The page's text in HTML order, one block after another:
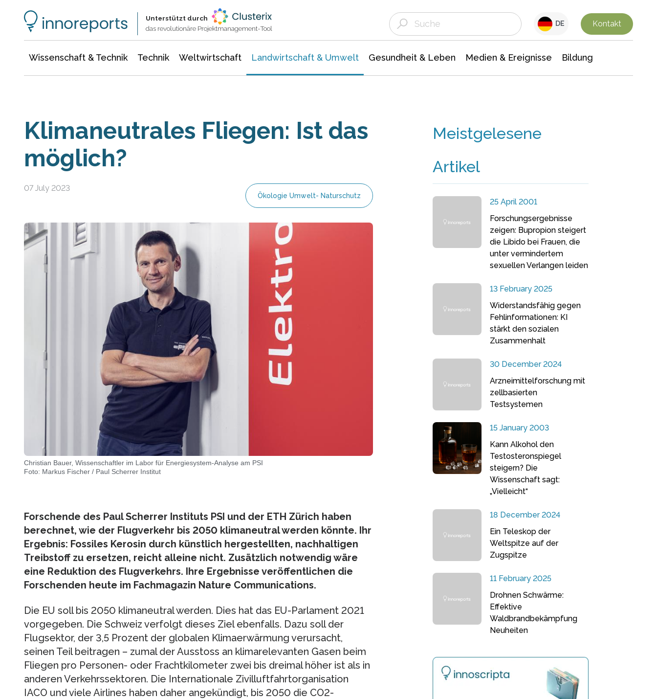
Unterstützt durch
das revolutionäre Projektmanagement-Tool
DE Kontakt
Wissenschaft & Technik Technik Weltwirtschaft Landwirtschaft & Umwelt Gesundheit & Leben Medien & Ereignisse Bildung
Klimaneutrales Fliegen: Ist das
möglich?
07 July 2023
Ökologie Umwelt- Naturschutz
Christian Bauer, Wissenschaftler im Labor für Energiesystem-Analyse am PSI
Foto: Markus Fischer / Paul Scherrer Institut
Forschende des Paul Scherrer Instituts PSI und der ETH Zürich haben
berechnet, wie der Flugverkehr bis 2050 klimaneutral werden könnte. Ihr
Ergebnis: Fossiles Kerosin durch künstlich hergestellten, nachhaltigen
Treibstoff zu ersetzen, reicht alleine nicht. Zusätzlich notwendig wäre
eine Reduktion des Flugverkehrs. Ihre Ergebnisse veröffentlichen die
Forschenden heute im Fachmagazin Nature Communications.
Die EU soll bis 2050 klimaneutral werden. Dies hat das EU-Parlament 2021
vorgegeben. Die Schweiz verfolgt dieses Ziel ebenfalls. Dazu soll der
Flugsektor, der 3,5 Prozent der globalen Klimaerwärmung verursacht,
seinen Teil beitragen – zumal der Ausstoss an klimarelevanten Gasen beim
Fliegen pro Personen- oder Frachtkilometer zwei bis dreimal höher ist als in
anderen Verkehrssektoren. Die Internationale Zivilluftfahrtorganisation
IACO und viele Airlines haben daher angekündigt, bis 2050 die CO2-
Meistgelesene
Artikel
25 April 2001
Forschungsergebnisse
zeigen: Bupropion steigert
die Libido bei Frauen, die
unter vermindertem
sexuellen Verlangen leiden
13 February 2025
Widerstandsfähig gegen
Fehlinformationen: KI
stärkt den sozialen
Zusammenhalt
30 December 2024
Arzneimittelforschung mit
zellbasierten
Testsystemen
15 January 2003
Kann Alkohol den
Testosteronspiegel
steigern? Die
Wissenschaft sagt:
„Vielleicht“
18 December 2024
Ein Teleskop der
Weltspitze auf der
Zugspitze
11 February 2025
Drohnen Schwärme:
Effektive
Waldbrandbekämpfung
Neuheiten